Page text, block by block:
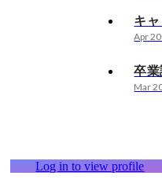
キ
Apr
卒
Mar
Log in to view profile